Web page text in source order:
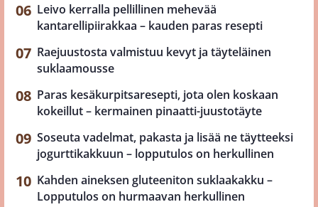
Leivo kerralla pellillinen mehevää
kantarellipiirakkaa – kauden paras resepti
Raejuustosta valmistuu kevyt ja täyteläinen
suklaamousse
Paras kesäkurpitsaresepti, jota olen koskaan
kokeillut – kermainen pinaatti-juustotäyte
Soseuta vadelmat, pakasta ja lisää ne täytteeksi
jogurttikakkuun – lopputulos on herkullinen
Kahden aineksen gluteeniton suklaakakku –
Lopputulos on hurmaavan herkullinen